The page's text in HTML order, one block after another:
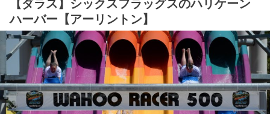
【ダラス】シックスフラッグスのハリケーン
ハーバー【アーリントン】